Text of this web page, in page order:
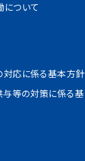
ついて
応に係る基本方針
与等の対策に係る基